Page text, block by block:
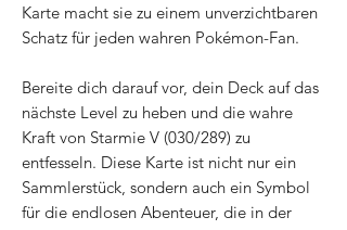
Karte macht sie zu einem unverzichtbaren
Schatz für jeden wahren Pokémon-Fan.
Bereite dich darauf vor, dein Deck auf das
nächste Level zu heben und die wahre
Kraft von Starmie V (030/289) zu
entfesseln. Diese Karte ist nicht nur ein
Sammlerstück, sondern auch ein Symbol
für die endlosen Abenteuer, die in der